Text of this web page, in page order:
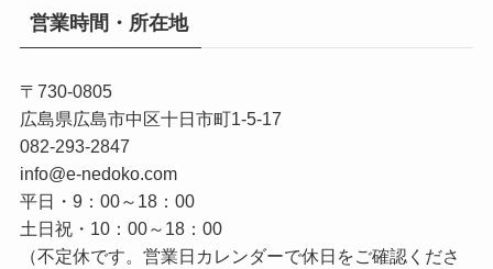
営業時間・所在地
〒730-0805
広島県広島市中区十日市町1-5-17
082-293-2847
info@e-nedoko.com
平日・9：00～18：00
土日祝・10：00～18：00
（不定休です。営業日カレンダーで休日をご確認くださ